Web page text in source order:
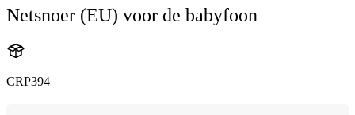
Netsnoer (EU) voor de babyfoon
CRP394